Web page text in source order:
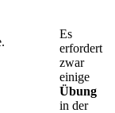
Es
erfordert
zwar
einige
Übung
in der